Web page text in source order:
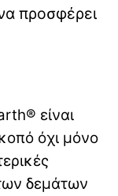
προσφέρει
είναι
όχι μόνο
δεμάτων